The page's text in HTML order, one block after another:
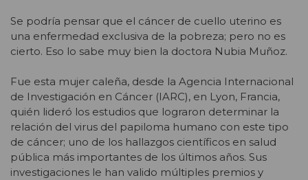
Se podría pensar que el cáncer de cuello uterino es
una enfermedad exclusiva de la pobreza; pero no es
cierto. Eso lo sabe muy bien la doctora Nubia Muñoz.
Fue esta mujer caleña, desde la Agencia Internacional
de Investigación en Cáncer (IARC), en Lyon, Francia,
quién lideró los estudios que lograron determinar la
relación del virus del papiloma humano con este tipo
de cáncer; uno de los hallazgos científicos en salud
pública más importantes de los últimos años. Sus
investigaciones le han valido múltiples premios y